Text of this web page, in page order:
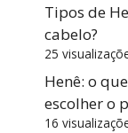
Tipos de
cabelo?
25
Henê: o
escolher o
16